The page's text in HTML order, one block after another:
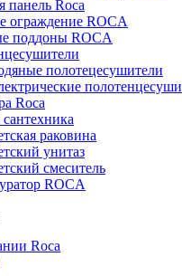
панель Roca
ограждение ROCA
поддоны ROCA
полотецесушители
Roca
сантехника
раковина
унитаз
смеситель
ROCA
Roca